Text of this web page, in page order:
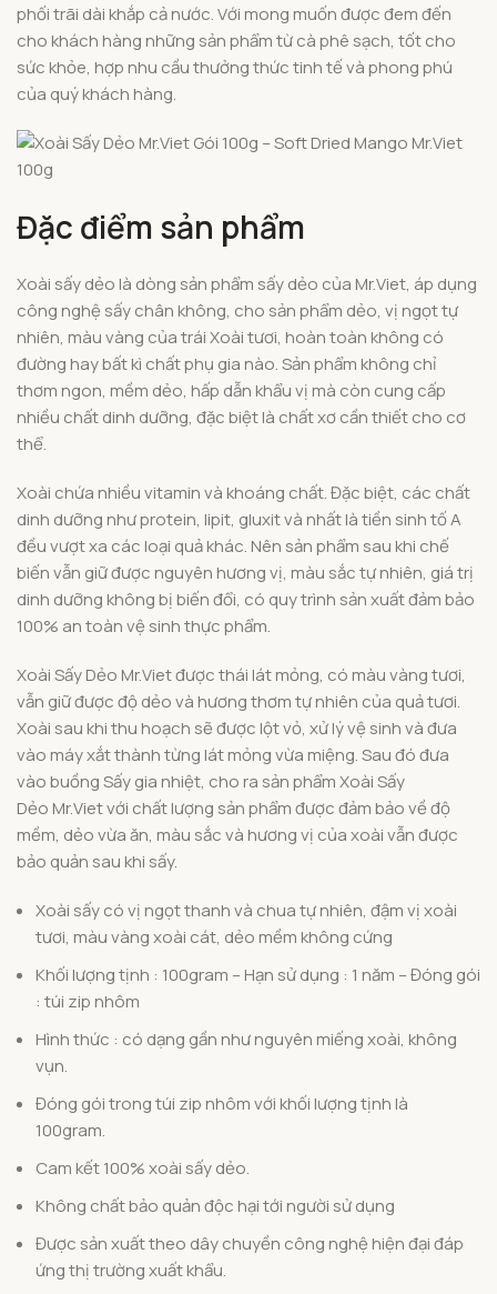
phối trãi dài khắp cả nước. Với mong muốn được đem đến
cho khách hàng những sản phẩm từ cà phê sạch, tốt cho
sức khỏe, hợp nhu cầu thưởng thức tinh tế và phong phú
của quý khách hàng.
Đặc điểm sản phẩm
Xoài sấy dẻo là dòng sản phẩm sấy dẻo của Mr.Viet, áp dụng
công nghệ sấy chân không, cho sản phẩm dẻo, vị ngọt tự
nhiên, màu vàng của trái Xoài tươi, hoàn toàn không có
đường hay bất kì chất phụ gia nào. Sản phẩm không chỉ
thơm ngon, mềm dẻo, hấp dẫn khẩu vị mà còn cung cấp
nhiều chất dinh dưỡng, đặc biệt là chất xơ cần thiết cho cơ
thể.
Xoài chứa nhiều vitamin và khoáng chất. Đặc biệt, các chất
dinh dưỡng như protein, lipit, gluxit và nhất là tiền sinh tố A
đều vượt xa các loại quả khác. Nên sản phẩm sau khi chế
biến vẫn giữ được nguyên hương vị, màu sắc tự nhiên, giá trị
dinh dưỡng không bị biến đổi, có quy trình sản xuất đảm bảo
100% an toàn vệ sinh thực phẩm.
Xoài Sấy Dẻo Mr.Viet được thái lát mỏng, có màu vàng tươi,
vẫn giữ được độ dẻo và hương thơm tự nhiên của quả tươi.
Xoài sau khi thu hoạch sẽ được lột vỏ, xử lý vệ sinh và đưa
vào máy xắt thành từng lát mỏng vừa miệng. Sau đó đưa
vào buồng Sấy gia nhiệt, cho ra sản phẩm Xoài Sấy
Dẻo Mr.Viet với chất lượng sản phẩm được đảm bảo về độ
mềm, dẻo vừa ăn, màu sắc và hương vị của xoài vẫn được
bảo quản sau khi sấy.
Xoài sấy có vị ngọt thanh và chua tự nhiên, đậm vị xoài
tươi, màu vàng xoài cát, dẻo mềm không cứng
Khối lượng tịnh : 100gram – Hạn sử dụng : 1 năm – Đóng gói
: túi zip nhôm
Hình thức : có dạng gần như nguyên miếng xoài, không
vụn.
Đóng gói trong túi zip nhôm với khối lượng tịnh là
100gram.
Cam kết 100% xoài sấy dẻo.
Không chất bảo quản độc hại tới người sử dụng
Được sản xuất theo dây chuyền công nghệ hiện đại đáp
ứng thị trường xuất khẩu.